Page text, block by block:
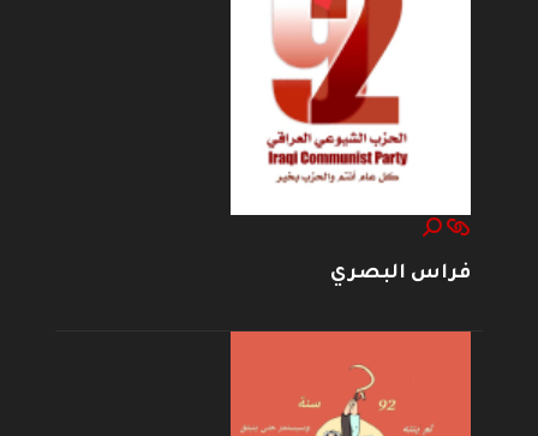
فراس البصري